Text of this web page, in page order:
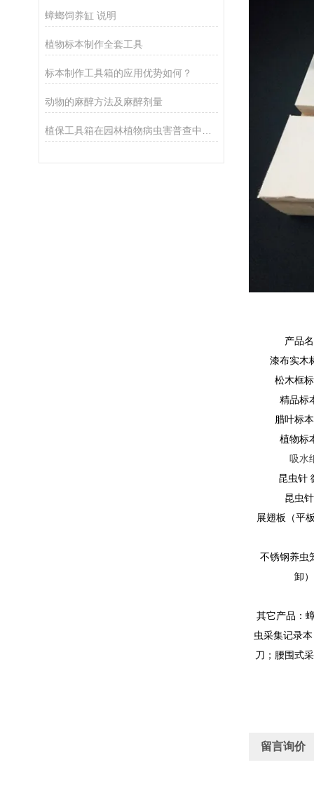
蟑螂饲养缸 说明
植物标本制作全套工具
标本制作工具箱的应用优势如何？
动物的麻醉方法及麻醉剂量
产品
漆布实木
松木框
精品标
腊叶标本
植物标
吸水
昆虫针
昆虫
展翅板
（平
不锈钢养虫
卸）
其它产品：
虫采集记录
刀；腰围式
留言询价